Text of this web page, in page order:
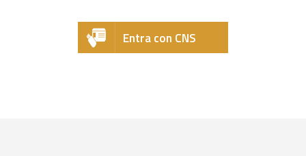
Entra con CNS